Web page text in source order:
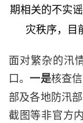
期相关的不实
灾秩序，目
面对繁杂的汛
口。一是核查
部及各地防汛
截图等非官方内